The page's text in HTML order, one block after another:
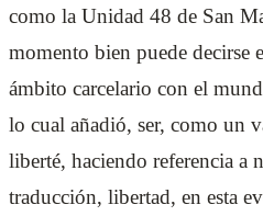
como la Unidad 48 de San
momento bien puede decirse
ámbito carcelario con el
lo cual añadió, ser, como un
liberté, haciendo referencia a
traducción, libertad, en esta